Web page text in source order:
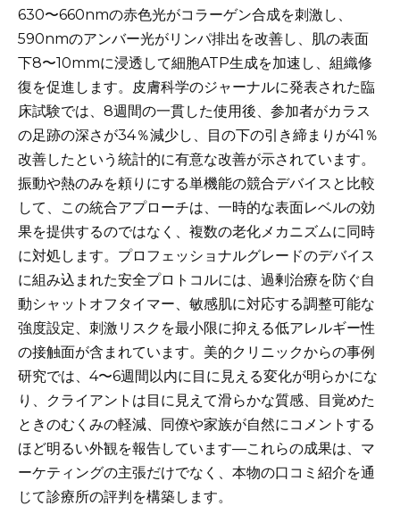
630〜660nmの赤色光がコラーゲン合成を刺激し、
590nmのアンバー光がリンパ排出を改善し、肌の表面
下8〜10mmに浸透して細胞ATP生成を加速し、組織修
復を促進します。皮膚科学のジャーナルに発表された臨
床試験では、8週間の一貫した使用後、参加者がカラス
の足跡の深さが34％減少し、目の下の引き締まりが41％
改善したという統計的に有意な改善が示されています。
振動や熱のみを頼りにする単機能の競合デバイスと比較
して、この統合アプローチは、一時的な表面レベルの効
果を提供するのではなく、複数の老化メカニズムに同時
に対処します。プロフェッショナルグレードのデバイス
に組み込まれた安全プロトコルには、過剰治療を防ぐ自
動シャットオフタイマー、敏感肌に対応する調整可能な
強度設定、刺激リスクを最小限に抑える低アレルギー性
の接触面が含まれています。美的クリニックからの事例
研究では、4〜6週間以内に目に見える変化が明らかにな
り、クライアントは目に見えて滑らかな質感、目覚めた
ときのむくみの軽減、同僚や家族が自然にコメントする
ほど明るい外観を報告しています—これらの成果は、マ
ーケティングの主張だけでなく、本物の口コミ紹介を通
じて診療所の評判を構築します。